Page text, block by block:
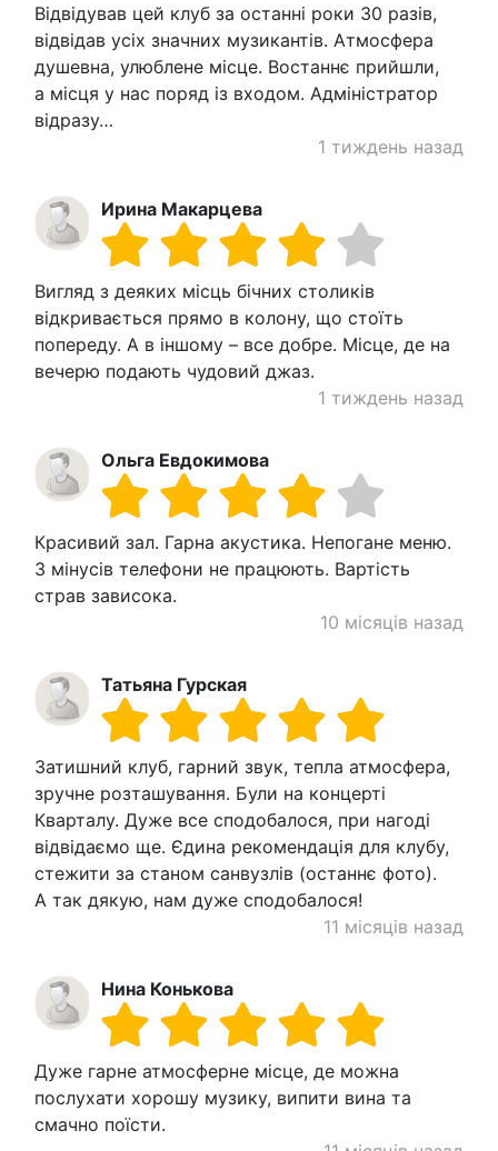
Відвідував цей клуб за останні роки 30 разів,
відвідав усіх значних музикантів. Атмосфера
душевна, улюблене місце. Востаннє прийшли,
а місця у нас поряд із входом. Адміністратор
відразу…
1 тиждень назад
Ирина Макарцева
Вигляд з деяких місць бічних столиків
відкривається прямо в колону, що стоїть
попереду. А в іншому – все добре. Місце, де на
вечерю подають чудовий джаз.
1 тиждень назад
Ольга Евдокимова
Красивий зал. Гарна акустика. Непогане меню.
З мінусів телефони не працюють. Вартість
страв зависока.
10 місяців назад
Татьяна Гурская
Затишний клуб, гарний звук, тепла атмосфера,
зручне розташування. Були на концерті
Кварталу. Дуже все сподобалося, при нагоді
відвідаємо ще. Єдина рекомендація для клубу,
стежити за станом санвузлів (останнє фото).
А так дякую, нам дуже сподобалося!
11 місяців назад
Нина Конькова
Дуже гарне атмосферне місце, де можна
послухати хорошу музику, випити вина та
смачно поїсти.